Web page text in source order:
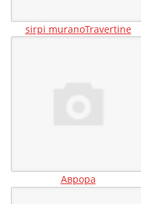
sirpi muranoTravertine
Аврора